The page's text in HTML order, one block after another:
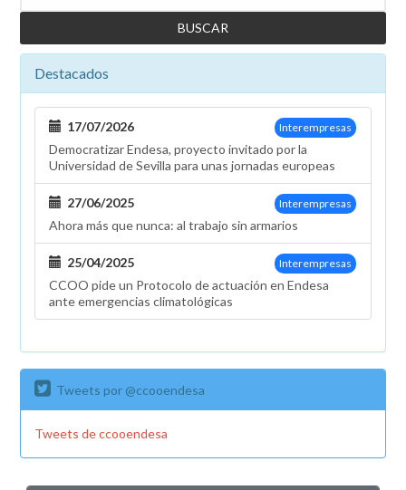
en
Energía
Cataluña
Destacados
Interempresas
17/07/2026
Democratizar Endesa, proyecto invitado por la
Universidad de Sevilla para unas jornadas europeas
Interempresas
27/06/2025
Ahora más que nunca: al trabajo sin armarios
Interempresas
25/04/2025
CCOO pide un Protocolo de actuación en Endesa
ante emergencias climatológicas
Tweets por @ccooendesa
Tweets de ccooendesa